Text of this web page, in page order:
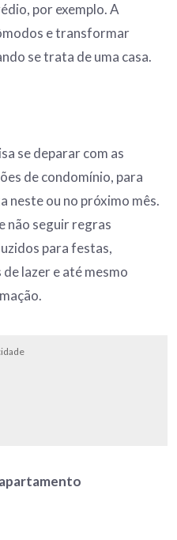
por exemplo. A
e transformar
se trata de uma casa.
se deparar com as
de condomínio, para
neste ou no próximo mês.
não seguir regras
para festas,
lazer e até mesmo